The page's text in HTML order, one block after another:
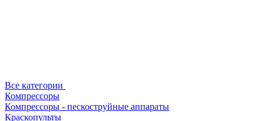
Все категории
Компрессоры
Компрессоры - пескоструйные аппараты
Краскопульты